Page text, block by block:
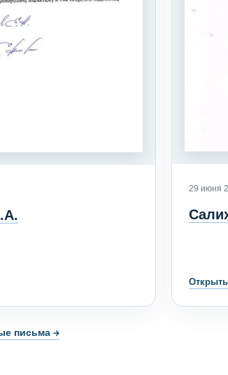
29 июня
письма →